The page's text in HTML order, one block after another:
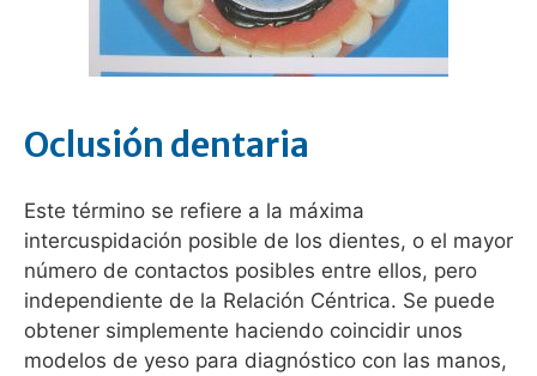
Oclusión dentaria
Este término se refiere a la máxima
intercuspidación posible de los dientes, o el mayor
número de contactos posibles entre ellos, pero
independiente de la Relación Céntrica. Se puede
obtener simplemente haciendo coincidir unos
modelos de yeso para diagnóstico con las manos,